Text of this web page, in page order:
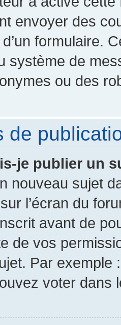
envoyer des
d’un formulaire.
système de
ou des
de
je publier un
nouveau sujet
l’écran du
avant de
de vos
Par exemple
voter dans